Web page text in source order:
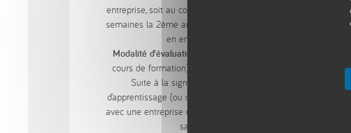
entreprise, soit au cours de la formation : 20
semaines la 2ème année au CFA et le reste
en entreprise.
Modalité d’évaluation :
cours de formation) + examens ponctuels
Suite à la signature d’un contrat
d’apprentissage (ou de professionnalisation)
avec une entreprise du métier, vous devenez
salarié.